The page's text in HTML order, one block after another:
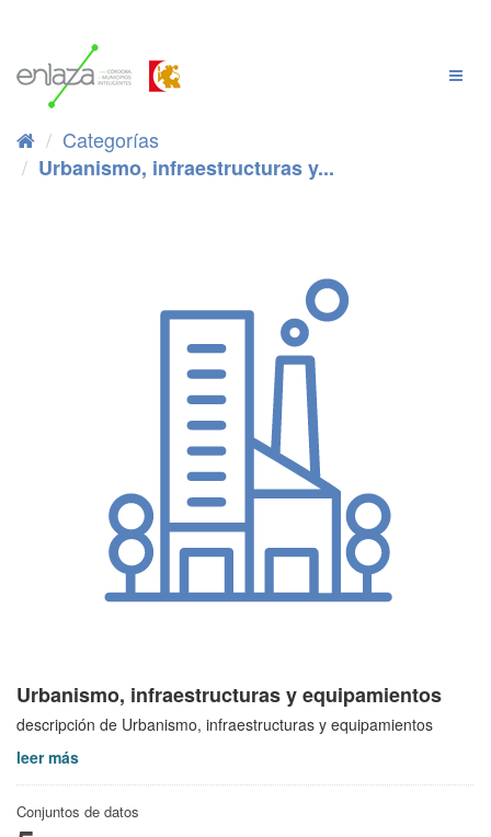
Categorías
Urbanismo, infraestructuras y...
Urbanismo, infraestructuras y equipamientos
descripción de Urbanismo, infraestructuras y equipamientos
leer más
Conjuntos de datos